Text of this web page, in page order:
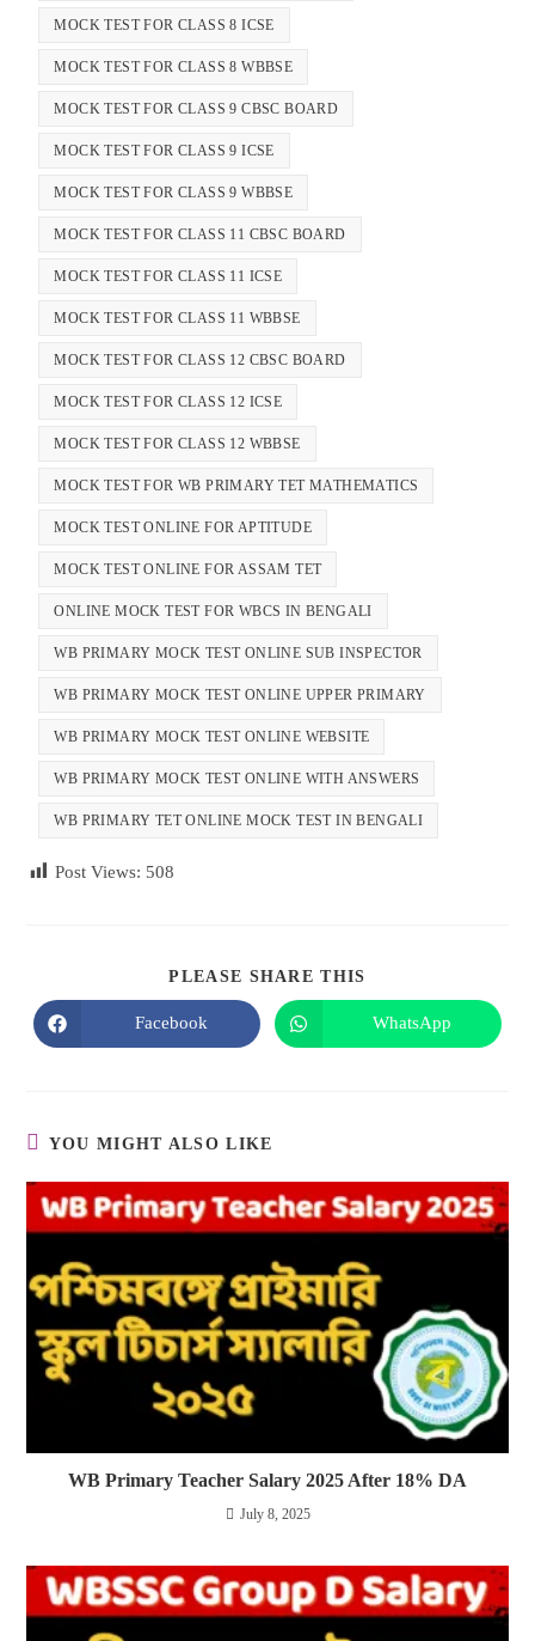
MOCK TEST FOR CLASS 8 ICSE
MOCK TEST FOR CLASS 8 WBBSE
MOCK TEST FOR CLASS 9 CBSC BOARD
MOCK TEST FOR CLASS 9 ICSE
MOCK TEST FOR CLASS 9 WBBSE
MOCK TEST FOR CLASS 11 CBSC BOARD
MOCK TEST FOR CLASS 11 ICSE
MOCK TEST FOR CLASS 11 WBBSE
MOCK TEST FOR CLASS 12 CBSC BOARD
MOCK TEST FOR CLASS 12 ICSE
MOCK TEST FOR CLASS 12 WBBSE
MOCK TEST FOR WB PRIMARY TET MATHEMATICS
MOCK TEST ONLINE FOR APTITUDE
MOCK TEST ONLINE FOR ASSAM TET
ONLINE MOCK TEST FOR WBCS IN BENGALI
WB PRIMARY MOCK TEST ONLINE SUB INSPECTOR
WB PRIMARY MOCK TEST ONLINE UPPER PRIMARY
WB PRIMARY MOCK TEST ONLINE WEBSITE
WB PRIMARY MOCK TEST ONLINE WITH ANSWERS
WB PRIMARY TET ONLINE MOCK TEST IN BENGALI
Post Views: 508
PLEASE SHARE THIS
Facebook WhatsApp
YOU MIGHT ALSO LIKE
WB Primary Teacher Salary 2025 After 18% DA
July 8, 2025